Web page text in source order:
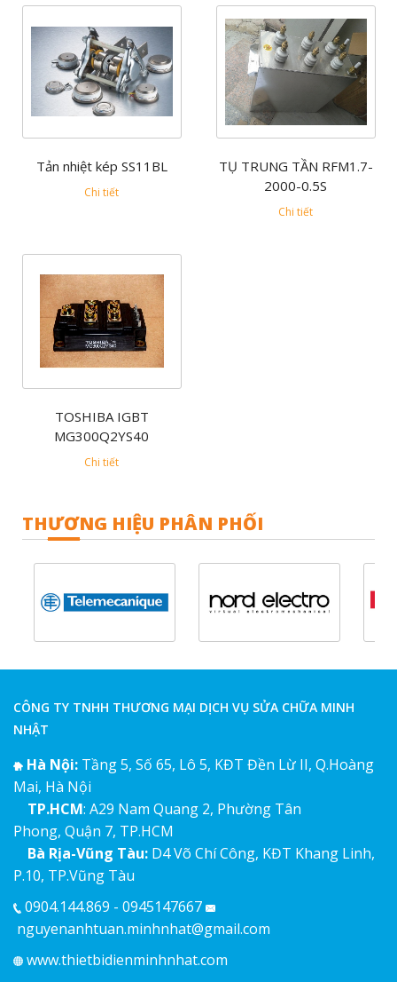
Tản nhiệt kép SS11BL
Chi tiết
TỤ TRUNG TẦN RFM1.7-
2000-0.5S
Chi tiết
TOSHIBA IGBT
MG300Q2YS40
Chi tiết
THƯƠNG HIỆU PHÂN PHỐI
CÔNG TY TNHH THƯƠNG MẠI DỊCH VỤ SỬA CHỮA MINH
NHẬT
Hà Nội: Tầng 5, Số 65, Lô 5, KĐT Đền Lừ II, Q.Hoàng
Mai, Hà Nội
TP.HCM: A29 Nam Quang 2, Phường Tân
Phong, Quận 7, TP.HCM
Bà Rịa-Vũng Tàu: D4 Võ Chí Công, KĐT Khang Linh,
P.10, TP.Vũng Tàu
0904.144.869 - 0945147667
nguyenanhtuan.minhnhat@gmail.com
www.thietbidienminhnhat.com